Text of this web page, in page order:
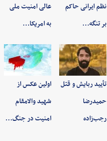
نظم ایرانی حاکم
بر تنگه…
عالی امنیت ملی
به امریکا…
تأیید ربایش و قتل
حمیدرضا
رجب‌زاده
اولین عکس از
شهید والامقام
امنیت در جنگ…